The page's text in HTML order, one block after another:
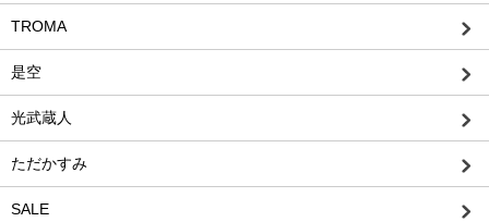
TROMA
是空
光武蔵人
ただかすみ
SALE